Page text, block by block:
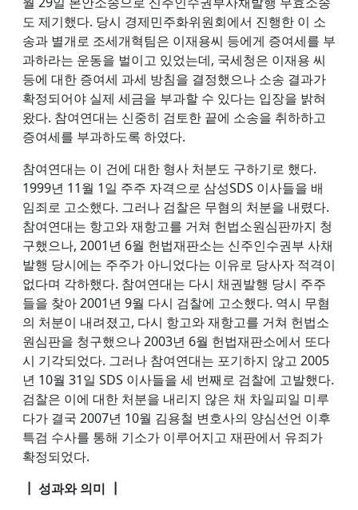
도 제기했다. 당시 경제민주화위원회에서 진행한 이 소
송과 별개로 조세개혁팀은 이재용씨 등에게 증여세를 부
과하라는 운동을 벌이고 있었는데, 국세청은 이재용 씨
등에 대한 증여세 과세 방침을 결정했으나 소송 결과가
확정되어야 실제 세금을 부과할 수 있다는 입장을 밝혀
왔다. 참여연대는 신중히 검토한 끝에 소송을 취하하고
증여세를 부과하도록 하였다.
참여연대는 이 건에 대한 형사 처분도 구하기로 했다.
1999년 11월 1일 주주 자격으로 삼성SDS 이사들을 배
임죄로 고소했다. 그러나 검찰은 무혐의 처분을 내렸다.
참여연대는 항고와 재항고를 거쳐 헌법소원심판까지 청
구했으나, 2001년 6월 헌법재판소는 신주인수권부 사채
발행 당시에는 주주가 아니었다는 이유로 당사자 적격이
없다며 각하했다. 참여연대는 다시 채권발행 당시 주주
들을 찾아 2001년 9월 다시 검찰에 고소했다. 역시 무혐
의 처분이 내려졌고, 다시 항고와 재항고를 거쳐 헌법소
원심판을 청구했으나 2003년 6월 헌법재판소에서 또다
시 기각되었다. 그러나 참여연대는 포기하지 않고 2005
년 10월 31일 SDS 이사들을 세 번째로 검찰에 고발했다.
검찰은 이에 대한 처분을 내리지 않은 채 차일피일 미루
다가 결국 2007년 10월 김용철 변호사의 양심선언 이후
특검 수사를 통해 기소가 이루어지고 재판에서 유죄가
확정되었다.
┃ 성과와 의미 ┃